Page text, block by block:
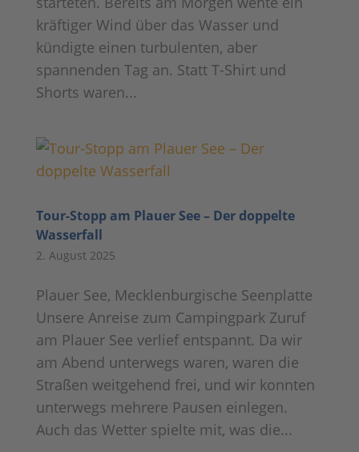
kräftiger Wind über das Wasser und
kündigte einen turbulenten, aber
spannenden Tag an. Statt T-Shirt und
Shorts waren...
Tour-Stopp am Plauer See – Der doppelte
Wasserfall
2. August 2025
Plauer See, Mecklenburgische Seenplatte
Unsere Anreise zum Campingpark Zuruf
am Plauer See verlief entspannt. Da wir
am Abend unterwegs waren, waren die
Straßen weitgehend frei, und wir konnten
unterwegs mehrere Pausen einlegen.
Auch das Wetter spielte mit, was die...